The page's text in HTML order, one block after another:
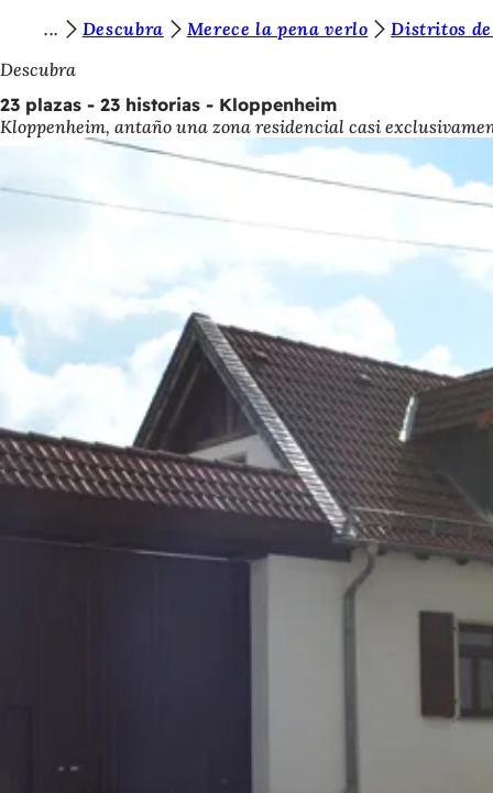
Saltar al contenido
s
t
á
í
:
Descubra Merece la pena verlo
Distritos
Descubra
23 plazas - 23 historias - Kloppenheim
Kloppenheim, antaño una zona residencial casi